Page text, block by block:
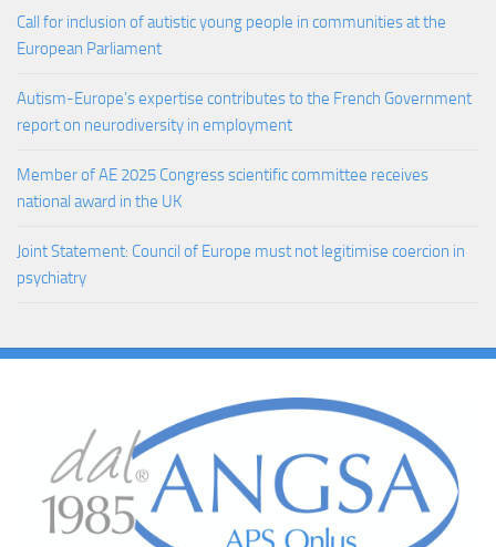
Call for inclusion of autistic young people in communities at the
European Parliament
Autism-Europe’s expertise contributes to the French Government
report on neurodiversity in employment
Member of AE 2025 Congress scientific committee receives
national award in the UK
Joint Statement: Council of Europe must not legitimise coercion in
psychiatry